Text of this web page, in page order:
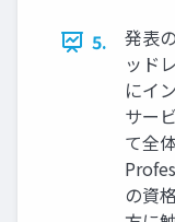
5.
発表
ッド
にイ
サー
て全
の資